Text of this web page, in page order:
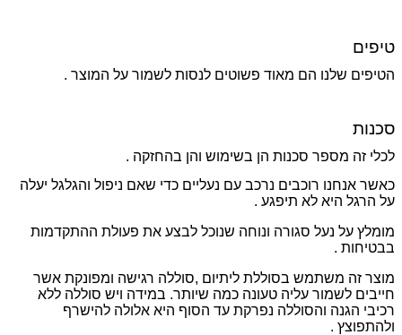
טיפים
הטיפים שלנו הם מאוד פשוטים לנסות לשמור על המוצר .
סכנות
לכלי זה מספר סכנות הן בשימוש והן בהחזקה .
כאשר אנחנו רוכבים נרכב עם נעליים כדי שאם ניפול והגלגל יעלה
על הרגל היא לא תיפגע .
מומלץ על נעל סגורה ונוחה שנוכל לבצע את פעולת ההתקדמות
בבטיחות .
מוצר זה משתמש בסוללת ליתיום ,סוללה רגישה ומפונקת אשר
חייבים לשמור עליה טעונה כמה שיותר. במידה ויש סוללה ללא
רכיבי הגנה והסוללה נפרקת עד הסוף היא אלולה להישרף
ולהתפוצץ .